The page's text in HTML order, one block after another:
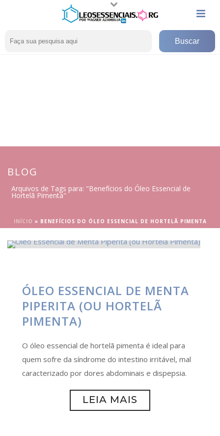
BLOG
Arquivos de Tags para: "Benefícios do Óleo Essencial de
Hortelã Pimenta"
INÍCIO » BENEFÍCIOS DO ÓLEO ESSENCIAL DE HORTELÃ PIMENTA
ÓLEO ESSENCIAL DE MENTA
PIPERITA (OU HORTELÃ
PIMENTA)
O óleo essencial de hortelã pimenta é ideal para
quem sofre da síndrome do intestino irritável, mal
caracterizado por dores abdominais e dispepsia.
LEIA MAIS